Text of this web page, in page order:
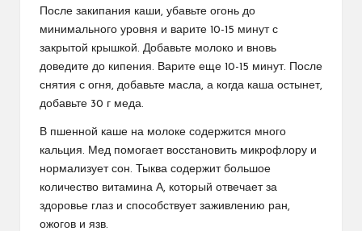
После закипания каши, убавьте огонь до
минимального уровня и варите 10-15 минут с
закрытой крышкой. Добавьте молоко и вновь
доведите до кипения. Варите еще 10-15 минут. После
снятия с огня, добавьте масла, а когда каша остынет,
добавьте 30 г меда.
В пшенной каше на молоке содержится много
кальция. Мед помогает восстановить микрофлору и
нормализует сон. Тыква содержит большое
количество витамина А, который отвечает за
здоровье глаз и способствует заживлению ран,
ожогов и язв.